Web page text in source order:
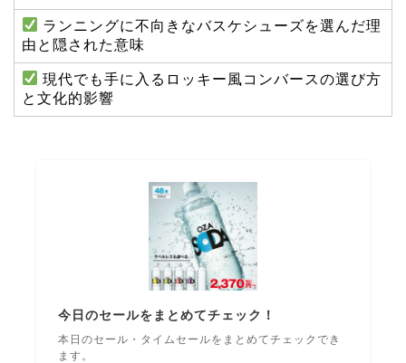
ランニングに不向きなバスケシューズを選んだ理
由と隠された意味
現代でも手に入るロッキー風コンバースの選び方
と文化的影響
今日のセールをまとめてチェック！
本日のセール・タイムセールをまとめてチェックでき
ます。